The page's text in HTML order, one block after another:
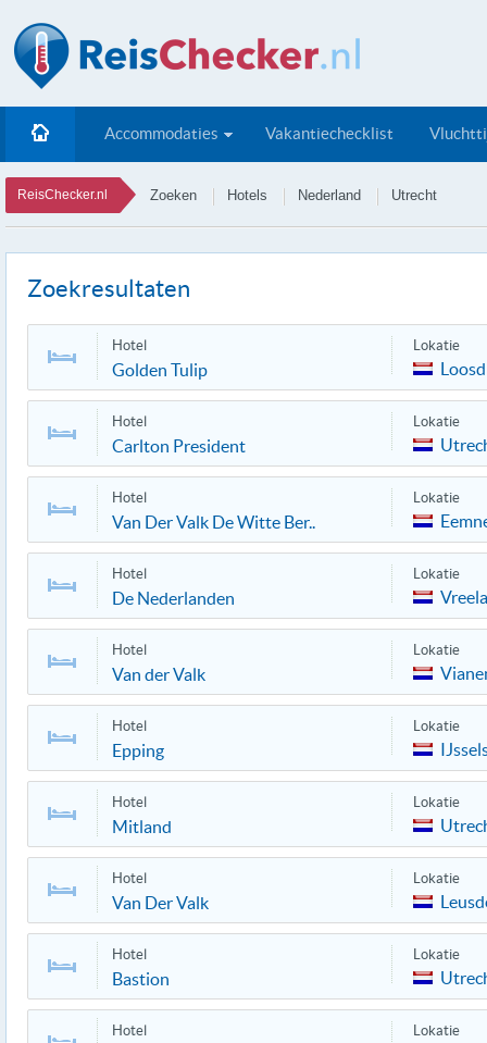
Accommodaties Vakantiechecklist
ReisChecker.nl Zoeken Hotels Nederland Utrecht
Zoekresultaten
Hotel
Golden Tulip
Lokatie
Hotel
Carlton President
Lokatie
Hotel
Van Der Valk De Witte Ber..
Lokatie
Hotel
De Nederlanden
Lokatie
Hotel
Van der Valk
Lokatie
Hotel
Epping
Lokatie
Hotel
Mitland
Lokatie
Hotel
Van Der Valk
Lokatie
Hotel
Bastion
Lokatie
Hotel Lokatie